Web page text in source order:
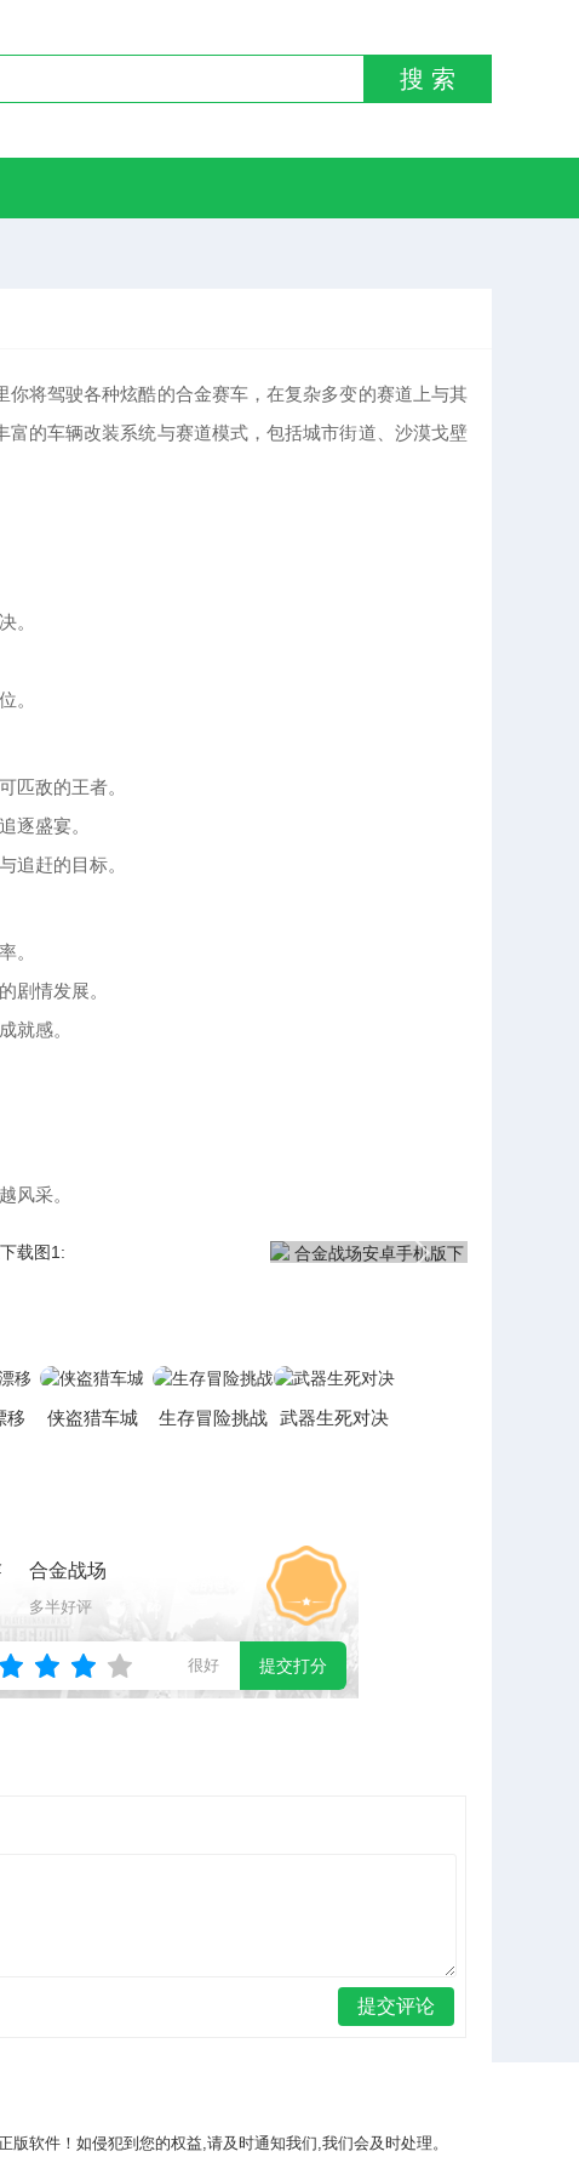
搜 索
将驾驶各种炫酷的合金赛车，在复杂多变的赛道上与其
的车辆改装系统与赛道模式，包括城市街道、沙漠戈壁
。
。
匹敌的王者。
逐盛宴。
追赶的目标。
。
剧情发展。
就感。
风采。
移 侠盗猎车城 生存冒险挑战 武器生死对决
合金战场
多半好评
很好 提交打分
软件！如侵犯到您的权益,请及时通知我们,我们会及时处理。